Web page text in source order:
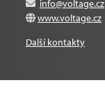
info@voltage.cz
www.voltage.cz
Další kontakty